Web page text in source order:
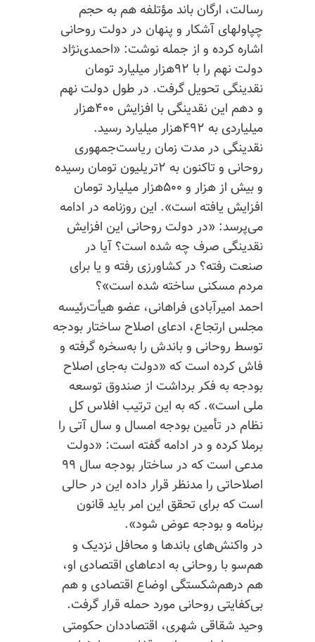
رسالت، ارگان باند مؤتلفه هم به حجم
چپاولهای آشکار و پنهان در دولت روحانی
اشاره کرده و از جمله نوشت: «احمدی‌نژاد
دولت نهم را با ۹۲هزار میلیارد تومان
نقدینگی تحویل گرفت. در طول دولت نهم
و دهم این نقدینگی با افزایش ۴۰۰هزار
میلیاردی به ۴۹۲هزار میلیارد رسید.
نقدینگی در مدت زمان ریاست‌جمهوری
روحانی و تاکنون به ۲تریلیون تومان رسیده
و بیش از هزار و ۵۰۰هزار میلیارد تومان
افزایش یافته است». این روزنامه در ادامه
می‌پرسد: «در دولت روحانی این افزایش
نقدینگی صرف چه شده است؟ آیا در
صنعت رفته؟ در کشاورزی رفته و یا برای
مردم مسکنی ساخته شده است»؟
احمد امیرآبادی فراهانی، عضو هیأت‌رئیسه
مجلس ارتجاع، ادعای اصلاح ساختار بودجه
توسط روحانی و باندش را به‌سخره گرفته و
فاش کرده است که «دولت به‌جای اصلاح
بودجه به فکر برداشت از صندوق توسعه
ملی است». که به این ترتیب افلاس کل
نظام در تأمین بودجه امسال و سال آتی را
برملا کرده و در ادامه گفته است: «دولت
مدعی است که در ساختار بودجه سال ۹۹
اصلاحاتی را مدنظر قرار داده این در حالی
است که برای تحقق این امر باید قانون
برنامه و بودجه عوض شود».
در واکنش‌های باندها و محافل نزدیک و
هم‌سو با روحانی به ادعاهای اقتصادی او،
هم درهم‌شکستگی اوضاع اقتصادی و هم
بی‌کفایتی روحانی مورد حمله قرار گرفت.
وحید شقاقی شهری، اقتصاددان حکومتی